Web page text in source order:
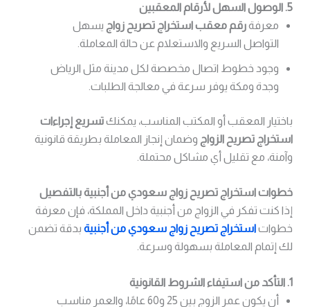
5. الوصول السهل لأرقام المعقبين
معرفةرقم معقب استخراج تصريح زواج يسهل
التواصل السريع والاستعلام عن حالة المعاملة.
وجود خطوط اتصال مخصصة لكل مدينة مثل الرياض
وجدة ومكة يوفر سرعة في معالجة الطلبات.
باختيار المعقب أو المكتب المناسب، يمكنكتسريع إجراءات
استخراج تصريح الزواج وضمان إنجاز المعاملة بطريقة قانونية
وآمنة، مع تقليل أي مشاكل محتملة.
خطوات استخراج تصريح زواج سعودي من أجنبية بالتفصيل
إذا كنت تفكر في الزواج من أجنبية داخل المملكة، فإن معرفة
خطواتاستخراج تصريح زواج سعودي من أجنبية بدقة تضمن
لك إتمام المعاملة بسهولة وسرعة.
1. التأكد من استيفاء الشروط القانونية
أن يكون عمر الزوج بين 25 و60 عامًا، والعمر مناسب